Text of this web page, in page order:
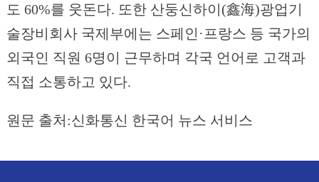
도 60%를 웃돈다. 또한 산둥신하이(鑫海)광업기
술장비회사 국제부에는 스페인·프랑스 등 국가의
외국인 직원 6명이 근무하며 각국 언어로 고객과
직접 소통하고 있다.
원문 출처:신화통신 한국어 뉴스 서비스